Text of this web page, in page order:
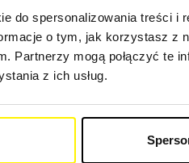
do spersonalizowania treści i
o tym, jak korzystasz z
Partnerzy mogą połączyć te
z ich usług.
funkcji wyszukiwania,
(Link)
producenta, czy wysokiej
ciężarowych i